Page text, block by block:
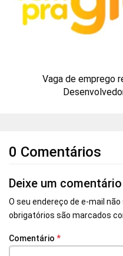
Vaga de emprego
0 Comentários
Deixe um comentário
O seu endereço de e-mail não
obrigatórios são marcados
Comentário *